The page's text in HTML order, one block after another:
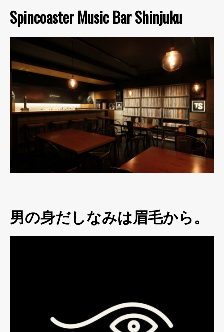
Spincoaster Music Bar Shinjuku
男の身だしなみは眉毛から。